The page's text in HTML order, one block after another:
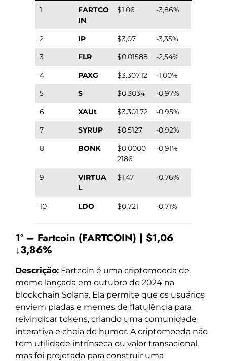
1
FARTCO
IN
$1,06 -3,86%
2 IP $3,07
-3,35%
3
FLR $0,01588
-2,54%
4
PAXG $3.307,12
-1,00%
5
S $0,3034
-0,97%
6
XAUt $3.301,72
-0,95%
7
SYRUP $0,5127
-0,92%
8
BONK
$0,0000
2186
-0,91%
9
VIRTUA
L
$1,47 -0,76%
10 LDO $0,721 -0,71%
1º – Fartcoin (FARTCOIN) | $1,06
↓3,86%
Descrição: Fartcoin é uma criptomoeda de
meme lançada em outubro de 2024 na
blockchain Solana. Ela permite que os usuários
enviem piadas e memes de flatulência para
reivindicar tokens, criando uma comunidade
interativa e cheia de humor. A criptomoeda não
tem utilidade intrínseca ou valor transacional,
mas foi projetada para construir uma